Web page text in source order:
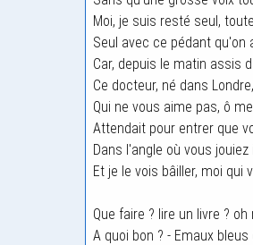
Moi, je suis resté seul,
Seul avec ce pédant qu'on
Car, depuis le matin assis
Ce docteur, né dans
Qui ne vous aime pas, ô
Attendait pour entrer que
Dans l'angle où vous
Et je le vois bâiller, moi qui
Que faire ? lire un livre ?
A quoi bon ? - Emaux